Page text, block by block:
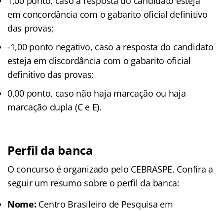
em concordância com o gabarito oficial definitivo
das provas;
-1,00 ponto negativo, caso a resposta do candidato
esteja em discordância com o gabarito oficial
definitivo das provas;
0,00 ponto, caso não haja marcação ou haja
marcação dupla (C e E).
Perfil da banca
O concurso é organizado pelo CEBRASPE. Confira a
seguir um resumo sobre o perfil da banca:
Nome: Centro Brasileiro de Pesquisa em